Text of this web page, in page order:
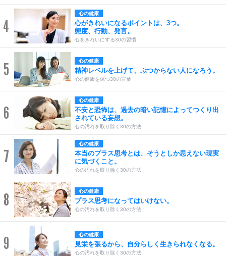
4
心の健康
心がきれいになるポイントは、3つ。
態度、行動、発言。
心をきれいにする30の習慣
5 心の健康
精神レベルを上げて、ぶつからない人になろう。
心の健康を保つ30の言葉
6
心の健康
不安と恐怖は、過去の暗い記憶によってつくり出
されている妄想。
心の汚れを取り除く30の方法
7
心の健康
本当のプラス思考とは、そうとしか思えない現実
に気づくこと。
心の汚れを取り除く30の方法
8 心の健康
プラス思考になってはいけない。
心の汚れを取り除く30の方法
9 心の健康
見栄を張るから、自分らしく生きられなくなる。
心の汚れを取り除く30の方法